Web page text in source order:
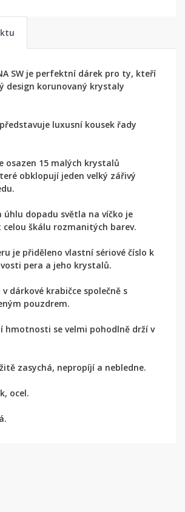
SW je perfektní dárek pro ty, kteří
design korunovaný krystaly
představuje luxusní kousek řady
osazen 15 malých krystalů
obklopují jeden velký zářivý
úhlu dopadu světla na víčko je
škálu rozmanitých barev.
je přiděleno vlastní sériové číslo k
pera a jeho krystalů.
dárkové krabičce společně s
pouzdrem.
hmotnosti se velmi pohodlně drží v
zasychá, nepropíjí a nebledne.
ocel.